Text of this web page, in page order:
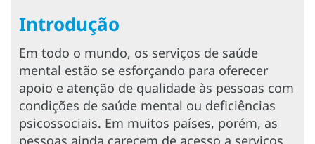
Introdução
Em todo o mundo, os serviços de saúde
mental estão se esforçando para oferecer
apoio e atenção de qualidade às pessoas com
condições de saúde mental ou deficiências
psicossociais. Em muitos países, porém, as
pessoas ainda carecem de acesso a serviços